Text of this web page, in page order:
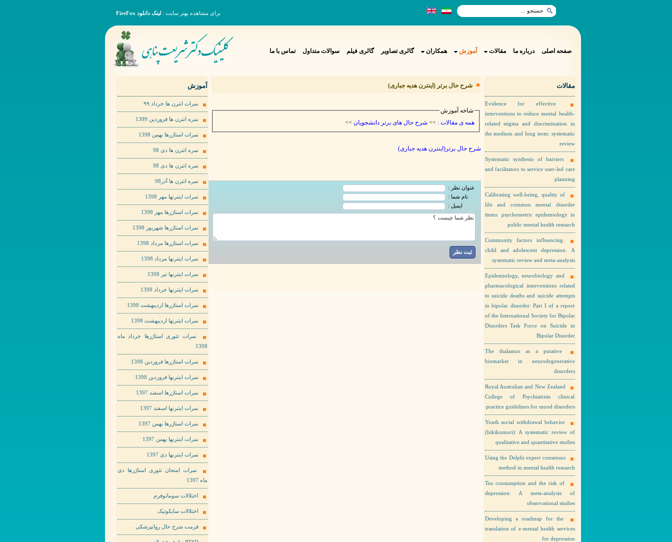
برای مشاهده بهتر سایت : لینک دانلود FireFox
صفحه اصلی درباره ما مقالات آموزش همکاران گالری تصاویر گالری فیلم سوالات متداول تماس با ما
مقالات
Evidence for effective
interventions to reduce mental health-
related stigma and discrimination in
the medium and long term: systematic
review
Systematic synthesis of barriers
and facilitators to service user-led care
planning
Calibrating well-being, quality of
life and common mental disorder
items: psychometric epidemiology in
public mental health research
Community factors influencing
child and adolescent depression: A
systematic review and meta-analysis
Epidemiology, neurobiology and
pharmacological interventions related
to suicide deaths and suicide attempts
in bipolar disorder: Part I of a report
of the International Society for Bipolar
Disorders Task Force on Suicide in
Bipolar Disorder
The thalamus as a putative
biomarker in neurodegenerative
disorders
Royal Australian and New Zealand
College of Psychiatrists clinical
practice guidelines for mood disorders
Youth social withdrawal behavior
(hikikomori): A systematic review of
qualitative and quantitative studies
Using the Delphi expert consensus
method in mental health research
Tea consumption and the risk of
depression: A meta-analysis of
observational studies
Developing a roadmap for the
translation of e-mental health services
for depression
شرح حال برتر (اینترن هدیه جباری)
شاخه آموزش
همه ی مقالات :
شرح حال های برتر دانشجویان >>
شرح حال برتر(اینترن هدیه جباری)
عنوان نظر :
نام شما :
ایمیل :
آموزش
نمرات انترن ها خرداد ٩٩
نمره انترن ها فروردین 1399
نمرات استاژرها بهمن 1398
نمره انترن ها دی 98
نمره انترن ها دی 98
نمره انترن ها آذر98
نمرات اینترنها مهر 1398
نمرات استاژرها مهر 1398
نمرات استاژرها شهریور 1398
نمرات استاژرها مرداد 1398
نمرات اینترنها مرداد 1398
نمرات اینترنها تیر 1398
نمرات اینترنها خرداد 1398
نمرات استاژرها اردیبهشت 1398
نمرات اینترنها اردیبهشت 1398
نمرات تئوری استاژرها خرداد ماه
1398
نمرات استاژرها فروردین 1398
نمرات اینترنها فروردین 1398
نمرات استاژرها اسفند 1397
نمرات اینترنها اسفند 1397
نمرات استاژرها بهمن 1397
نمرات اینترنها بهمن 1397
نمرات اینترنها دی 1397
نمرات امتحان تئوری استاژرها دی
ماه 1397
اختلالات سوماتوفرم
اختلالات سایکوتیک
فرمت شرح حال روانپزشکی